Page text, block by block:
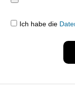
Ich habe die